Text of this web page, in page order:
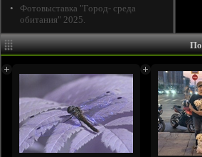
•
Фотовыставка "Город- среда
обитания" 2025.